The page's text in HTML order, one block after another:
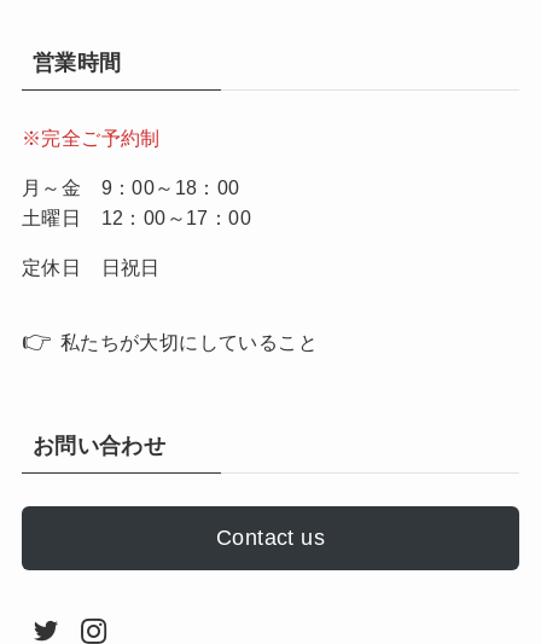
営業時間
※完全ご予約制
月～金 9：00～18：00
土曜日 12：00～17：00
定休日 日祝日
👉 私たちが大切にしていること
お問い合わせ
Contact us